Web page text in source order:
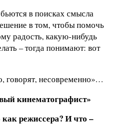
в поисках смысла
в том, чтобы помочь
радость, какую-нибудь
– тогда понимают: вот
говорят, несовременно»…
кинематографист»
режиссера? И что –